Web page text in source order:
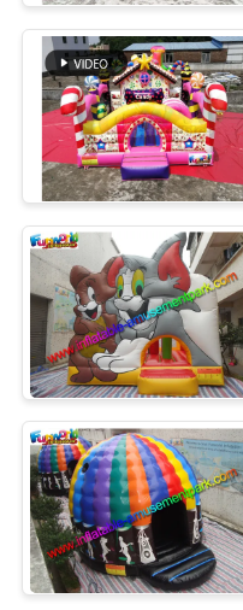
पाठ्यक्रम